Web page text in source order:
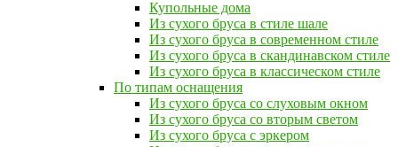
Купольные дома
Из сухого бруса в стиле шале
Из сухого бруса в современном стиле
Из сухого бруса в скандинавском стиле
Из сухого бруса в классическом стиле
По типам оснащения
Из сухого бруса со слуховым окном
Из сухого бруса со вторым светом
Из сухого бруса с эркером